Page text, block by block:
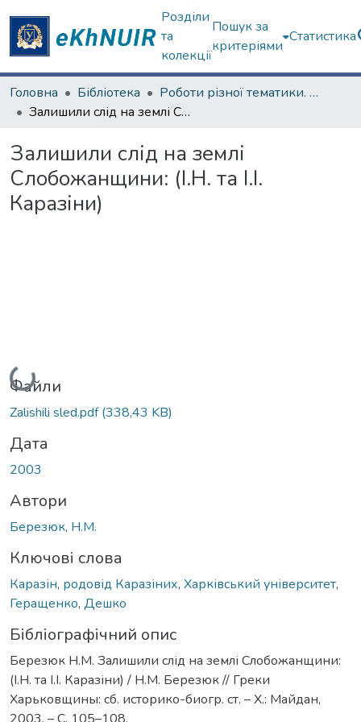
Розділи
та
колекції
Пошук за
критеріями
Статистика
Головна Бібліотека
Роботи різної тематики. ЦНБ
Залишили слід на землі Слобожанщини: (І.Н. та І.І. Каразіни)
Залишили слід на землі
Слобожанщини: (І.Н. та І.І.
Каразіни)
Вантажиться...
Файли
Zalishili sled.pdf(338,43 KB)
Дата
2003
Автори
Березюк, Н.М.
Ключові слова
Каразін, родовід Каразіних, Харківський університет,
Геращенко, Дешко
Бібліографічний опис
Березюк Н.М. Залишили слід на землі Слобожанщини:
(І.Н. та І.І. Каразіни) / Н.М. Березюк // Греки
Харьковщины: сб. историко-биогр. ст. – Х.: Майдан,